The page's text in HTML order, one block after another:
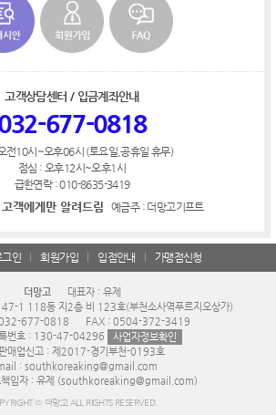
고객상담센터 / 입금계좌안내
677-0818
전10시~오후06시 (토요일,공휴일 휴무)
점심 : 오후12시~오후1시
급한연락 : 010-8635-3419
고객에게만 알려드림 예금주 : 더망고기프트
그인 회원가입 입점안내 가맹점신청
더망고
대표자 : 유제
47-1 118동 지2층 비 123호(부천소사역푸르지오상가)
032-677-0818
FAX : 0504-372-3419
번호 : 130-47-04296
사업자정보확인
매업신고 : 제2017-경기부천-0193호
: southkoreaking@gmail.com
책임자 : 유제 (southkoreaking@gmail.com)
© 더망고 ALL RIGHTS RESERVED.